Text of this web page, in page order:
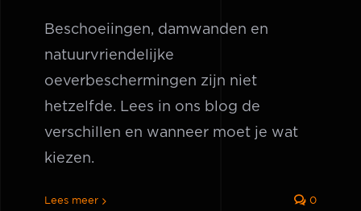
Beschoeiingen, damwanden en
natuurvriendelijke
oeverbeschermingen zijn niet
hetzelfde. Lees in ons blog de
verschillen en wanneer moet je wat
kiezen.
Lees meer 0